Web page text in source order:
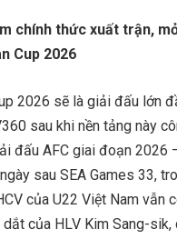
chính thức xuất trận,
Cup 2026
2026 sẽ là giải đấu lớn
sau khi nền tảng này
đấu AFC giai đoạn 2026
sau SEA Games 33,
của U22 Việt Nam vẫn
của HLV Kim Sang-sik,